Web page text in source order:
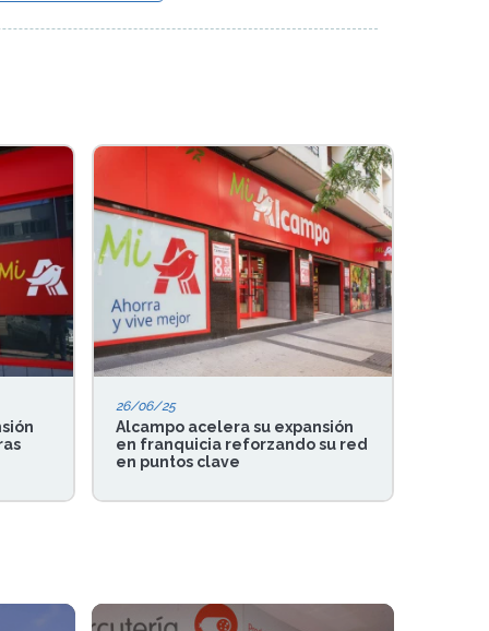
26/06/25
Alcampo acelera su expansión
en franquicia reforzando su red
en puntos clave